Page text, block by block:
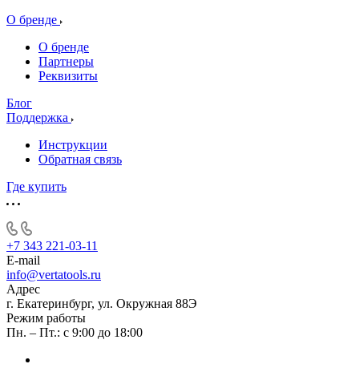
О бренде
О бренде
Партнеры
Реквизиты
Блог
Поддержка
Инструкции
Обратная связь
Где купить
+7 343 221-03-11
E-mail
info@vertatools.ru
Адрес
г. Екатеринбург, ул. Окружная 88Э
Режим работы
Пн. – Пт.: с 9:00 до 18:00